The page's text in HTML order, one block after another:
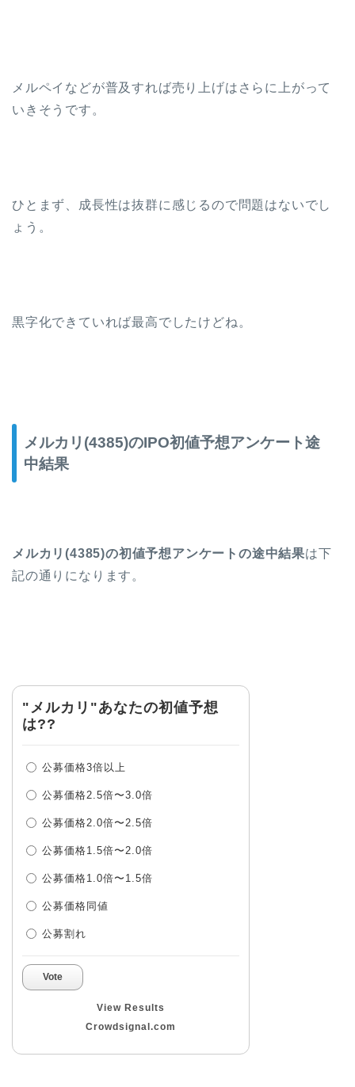
メルペイなどが普及すれば売り上げはさらに上がって
いきそうです。
ひとまず、成長性は抜群に感じるので問題はないでし
ょう。
黒字化できていれば最高でしたけどね。
メルカリ(4385)のIPO初値予想アンケート途
中結果
メルカリ(4385)の初値予想アンケートの途中結果は下
記の通りになります。
"メルカリ"あなたの初値予想
は??
公募価格3倍以上
公募価格2.5倍〜3.0倍
公募価格2.0倍〜2.5倍
公募価格1.5倍〜2.0倍
公募価格1.0倍〜1.5倍
公募価格同値
公募割れ
Vote
View Results
Crowdsignal.com